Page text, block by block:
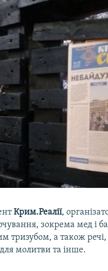
Крим.Реалії,
зокрема мед і
тризубом, а також
молитви та інше.